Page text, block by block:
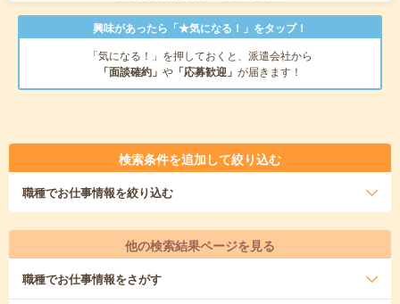
興味があったら「★気になる！」をタップ！
「気になる！」を押しておくと、派遣会社から
「面談確約」 や 「応募歓迎」 が届きます！
検索条件を追加して絞り込む
職種でお仕事情報を絞り込む
他の検索結果ページを見る
職種でお仕事情報をさがす